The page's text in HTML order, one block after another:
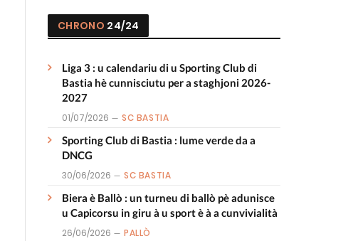
CHRONO 24/24
Liga 3 : u calendariu di u Sporting Club di
Bastia hè cunnisciutu per a staghjoni 2026-
2027
01/07/2026 SC BASTIA
Sporting Club di Bastia : lume verde da a
DNCG
30/06/2026 SC BASTIA
Biera è Ballò : un turneu di ballò pè adunisce
u Capicorsu in giru à u sport è à a cunvivialità
26/06/2026 PALLÒ